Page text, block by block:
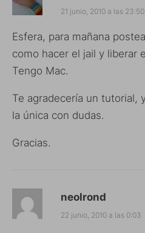
21 junio, 2010 a las 23:50
Esfera, para mañana
como hacer el jail y liberar
Tengo Mac.
Te agradecería un tutorial,
la única con dudas.
Gracias.
neolrond
22 junio, 2010 a las 0:03